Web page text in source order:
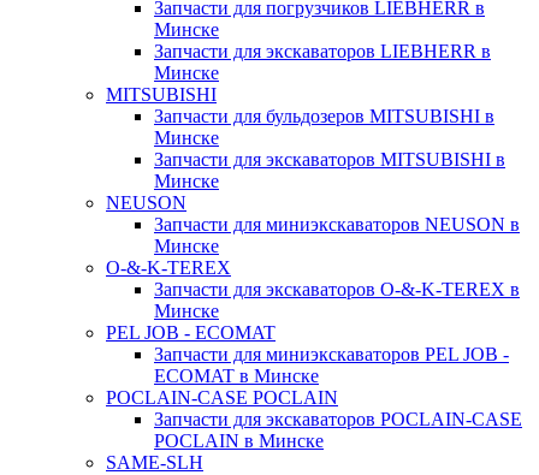
Запчасти для погрузчиков LIEBHERR в
Минске
Запчасти для экскаваторов LIEBHERR в
Минске
MITSUBISHI
Запчасти для бульдозеров MITSUBISHI в
Минске
Запчасти для экскаваторов MITSUBISHI в
Минске
NEUSON
Запчасти для миниэкскаваторов NEUSON в
Минске
O-&-K-TEREX
Запчасти для экскаваторов O-&-K-TEREX в
Минске
PEL JOB - ECOMAT
Запчасти для миниэкскаваторов PEL JOB -
ECOMAT в Минске
POCLAIN-CASE POCLAIN
Запчасти для экскаваторов POCLAIN-CASE
POCLAIN в Минске
SAME-SLH